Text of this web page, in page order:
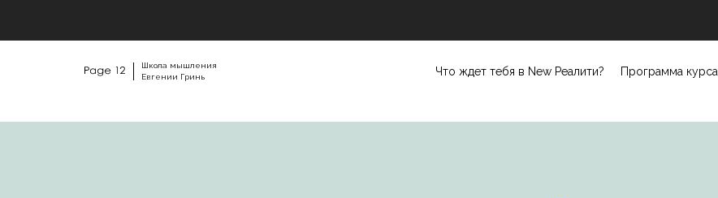
Школа мышления
Евгении Гринь
Что ждет тебя в New Реалити? Программа курса